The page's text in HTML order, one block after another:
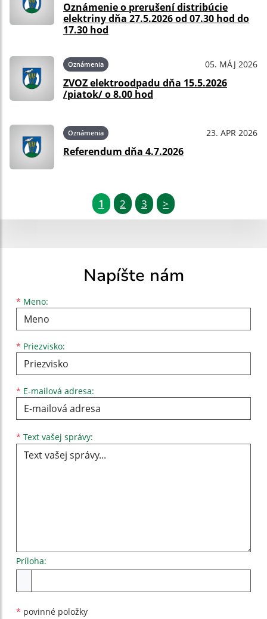
Oznámenie o prerušení distribúcie
elektriny dňa 27.5.2026 od 07.30 hod do
17.30 hod
Oznámenia 05. MÁJ 2026
ZVOZ elektroodpadu dňa 15.5.2026
/piatok/ o 8.00 hod
Oznámenia 23. APR 2026
Referendum dňa 4.7.2026
1 2 3 >
Napíšte nám
* Meno:
Meno
* Priezvisko:
Priezvisko
* E-mailová adresa:
E-mailová adresa
* Text vašej správy:
Príloha:
* povinné položky